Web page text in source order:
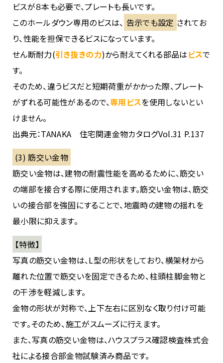
ビスが８本も必要で、プレートも長いです。
このホールダウン専用のビスは、 告示でも設定 されてお
り、性能を担保できるビスになっています。
せん断耐力(引き抜きの力)から耐えてくれる部品はビスで
す。
そのため、違うビスだと短期荷重がかかった際、プレート
がずれる可能性があるので、専用ビスを使用しないとい
けません。
出典元：TANAKA 住宅関連金物カタログVol.31 P.137
(3) 筋交い金物
筋交い金物は、建物の耐震性能を高めるために、筋交い
の端部を接合する際に使用されます。筋交い金物は、筋交
いの接合部を強固にすることで、地震時の建物の揺れを
最小限に抑えます。
【特徴】
写真の筋交い金物は、L型の形状をしており、横架材から
離れた位置で筋交いを固定できるため、柱頭柱脚金物と
の干渉を軽減します。
金物の形状が対称で、上下左右に区別なく取り付け可能
です。そのため、施工がスムーズに行えます。
また、写真の筋交い金物は、ハウスプラス確認検査株式会
社による接合部金物試験済み商品です。